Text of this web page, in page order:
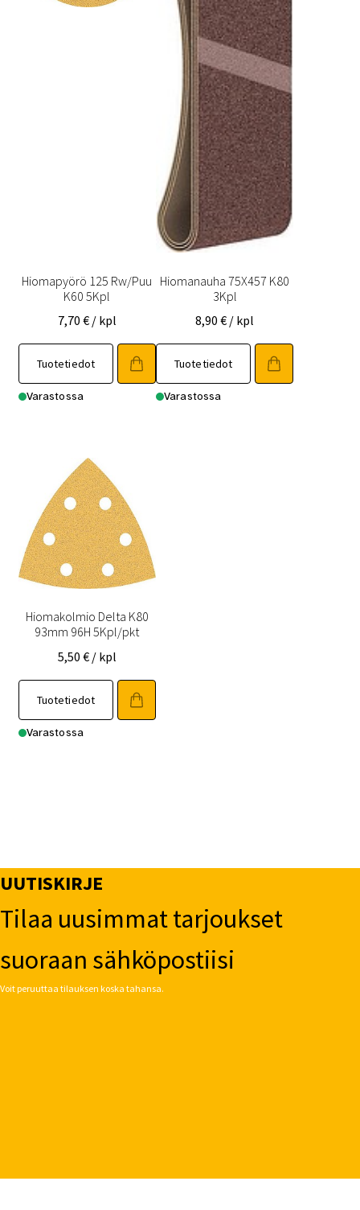
Hiomapyörö 125 Rw/Puu
K60 5Kpl
7,70 € / kpl
Tuotetiedot
Varastossa
Hiomanauha 75X457 K80
3Kpl
8,90€ / kpl
Tuotetiedot
Varastossa
Hiomakolmio Delta K80
93mm 96H 5Kpl/pkt
5,50 € / kpl
Tuotetiedot
Varastossa
UUTISKIRJE
Tilaa uusimmat tarjoukset
suoraan sähköpostiisi
Voit peruuttaa tilauksen koska tahansa.